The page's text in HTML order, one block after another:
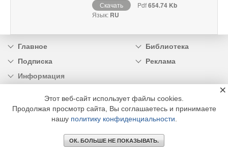
Скачать Pdf654.74 Kb
Язык: RU
Главное
Библиотека
Подписка
Реклама
Информация
© 2002 - 2026 OOO Издательский дом «МЕДИА ТЕХНОЛОДЖИ» +7 (495) 665-00-
Этот веб-сайт использует файлы cookies.
Продолжая просмотр сайта, Вы соглашаетесь и принимаете
нашу политику конфиденциальности
ОК. БОЛЬШЕ НЕ ПОКАЗЫВАТЬ.
×